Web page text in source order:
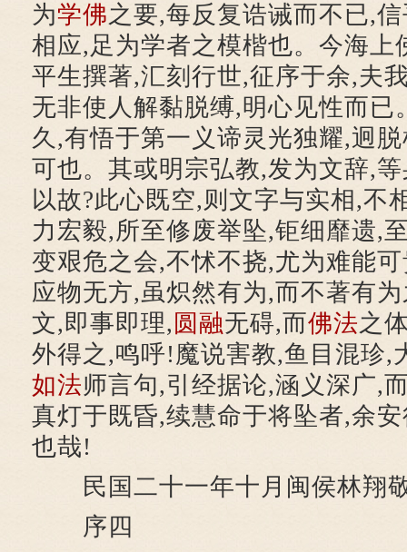
为学佛之要,每反复诰诫而不已,
相应,足为学者之模楷也。今海上
平生撰著,汇刻行世,征序于余,夫
无非使人解黏脱缚,明心见性而已
久,有悟于第一义谛灵光独耀,迥
可也。其或明宗弘教,发为文辞,
以故?此心既空,则文字与实相,不
力宏毅,所至修废举坠,钜细靡遗,
变艰危之会,不怵不挠,尤为难能
应物无方,虽炽然有为,而不著有
文,即事即理, 圆融无碍,而佛法之
外得之,鸣呼!魔说害教,鱼目混珍,
如法师言句,引经据论,涵义深广,
真灯于既昏,续慧命于将坠者,余
也哉!
民国二十一年十月闽侯林翔
序四